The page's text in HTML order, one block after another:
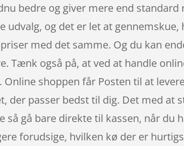
bedre og giver mere end
udvalg, og det er let at
med det samme. Og du kan
Tænk også på, at ved at handle
shoppen får Posten til at
der passer bedst til dig. Det med at
så gå bare direkte til kassen, når du
forudsige, hvilken kø der er